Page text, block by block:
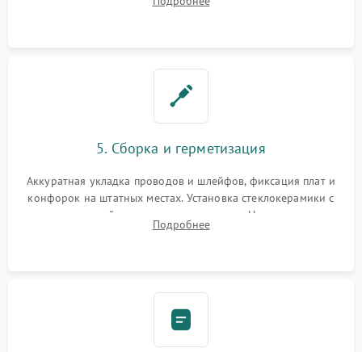
дорожек. Очистка контактов и замена поврежденной
5. Сборка и герметизация
Аккуратная укладка проводов и шлейфов, фиксация плат и
конфорок на штатных местах. Установка стеклокерамики с
проверкой равномерности зазоров. Нанесение
термостойкого герметика или укладка уплотнительной
Подробнее